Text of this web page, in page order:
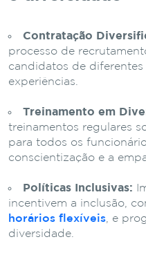
Contratação
processo de
candidatos de diferentes
experiências.
Treinamento em
treinamentos regulares
para todos os
conscientização e a
Políticas Inclusivas:
incentivem a inclusão,
horários flexíveis , e
diversidade.